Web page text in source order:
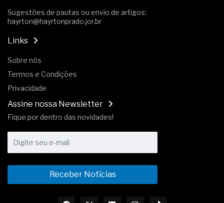
Sugestões de pautas ou envio de artigos:
hayrton@hayrtonprado.jor.br
Links
Sobre nós
Termos e Condições
Privacidade
Assine nossa Newsletter
Fique por dentro das novidades!
Receber Notícias